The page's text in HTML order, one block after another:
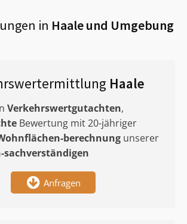
in Haaleund Umgebung
Haale
Verkehrswertgutachten,
Bewertung mit 20-jähriger
berechnung unserer
Anfragen